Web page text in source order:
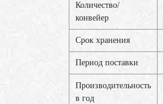
Количество/
конвейер
Срок хранения
Период поставки
Производительность
в год